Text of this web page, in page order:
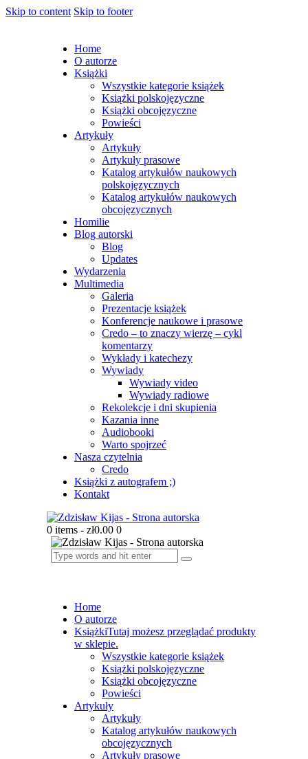
Skip to content Skip to footer
Home
O autorze
Książki
Wszystkie kategorie książek
Książki polskojęzyczne
Książki obcojęzyczne
Powieści
Artykuły
Artykuły
Artykuły prasowe
Katalog artykułów naukowych
polskojęzycznych
Katalog artykułów naukowych
obcojęzycznych
Homilie
Blog autorski
Blog
Updates
Wydarzenia
Multimedia
Galeria
Prezentacje książek
Konferencje naukowe i prasowe
Credo – to znaczy wierzę – cykl
komentarzy
Wykłady i katechezy
Wywiady
Wywiady video
Wywiady radiowe
Rekolekcje i dni skupienia
Kazania inne
Audiobooki
Warto spojrzeć
Nasza czytelnia
Credo
Książki z autografem ;)
Kontakt
0 items - zł0.00 0
Home
O autorze
KsiążkiTutaj możesz przeglądać produkty
w sklepie.
Wszystkie kategorie książek
Książki polskojęzyczne
Książki obcojęzyczne
Powieści
Artykuły
Artykuły
Katalog artykułów naukowych
obcojęzycznych
Artykuły prasowe